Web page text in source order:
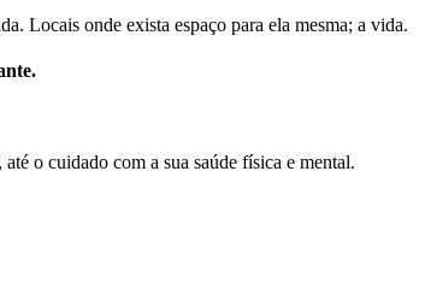
Locais onde exista espaço para ela mesma; a vida.
o cuidado com a sua saúde física e mental.